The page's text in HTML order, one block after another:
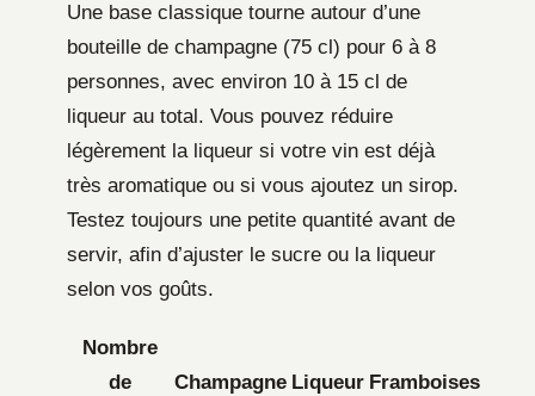
Une base classique tourne autour d’une
bouteille de champagne (75 cl) pour 6 à 8
personnes, avec environ 10 à 15 cl de
liqueur au total. Vous pouvez réduire
légèrement la liqueur si votre vin est déjà
très aromatique ou si vous ajoutez un sirop.
Testez toujours une petite quantité avant de
servir, afin d’ajuster le sucre ou la liqueur
selon vos goûts.
Nombre
de
Champagne Liqueur Framboises